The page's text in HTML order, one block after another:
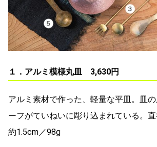
１．アルミ模様丸皿 3,630円
アルミ素材で作った、軽量な平皿。皿
ーフがていねいに彫り込まれている。
約1.5cm／98g